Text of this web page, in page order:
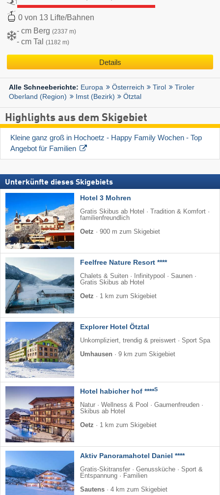
0 von 13 Lifte/Bahnen
- cm Berg (2337 m)
- cm Tal (1182 m)
Details
Alle Schneeberichte: Europa Österreich Tirol
Tiroler
Oberland (Region)
Imst (Bezirk) Ötztal
Highlights aus dem Skigebiet
Kleine ganz groß in Hochoetz - Happy Family Wochen - Top
Angebot für Familien
Unterkünfte dieses Skigebiets
Hotel 3 Mohren
Gratis Skibus ab Hotel · Tradition & Komfort ·
familienfreundlich
Oetz · 900 m zum Skigebiet
Feelfree Nature Resort ****
Chalets & Suiten · Infinitypool · Saunen ·
Gratis Skibus ab Hotel
Oetz · 1 km zum Skigebiet
Explorer Hotel Ötztal
Unkompliziert, trendig & preiswert · Sport Spa
Umhausen · 9 km zum Skigebiet
Hotel habicher hof ****S
Natur · Wellness & Pool · Gaumenfreuden ·
Skibus ab Hotel
Oetz · 1 km zum Skigebiet
Aktiv Panoramahotel Daniel ****
Gratis-Skitransfer · Genussküche · Sport &
Entspannung · Familien
Sautens · 4 km zum Skigebiet